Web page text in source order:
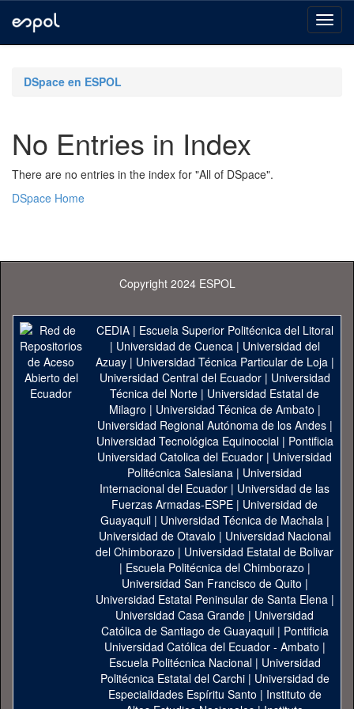
navigationDSpace en ESPOL
No Entries in Index
There are no entries in the index for "All of DSpace".
DSpace Home
Copyright 2024 ESPOL
CEDIA| Escuela Superior Politécnica del Litoral
| Universidad de Cuenca| Universidad del
Azuay| Universidad Técnica Particular de Loja|
Universidad Central del Ecuador| Universidad
Técnica del Norte | Universidad Estatal de
Milagro | Universidad Técnica de Ambato |
Universidad Regional Autónoma de los Andes|
Universidad Tecnológica Equinoccial| Pontificia
Universidad Catolica del Ecuador | Universidad
Politécnica Salesiana | Universidad
Internacional del Ecuador | Universidad de las
Fuerzas Armadas-ESPE | Universidad de
Guayaquil| Universidad Técnica de Machala|
Universidad de Otavalo | Universidad Nacional
del Chimborazo | Universidad Estatal de Bolivar
| Escuela Politécnica del Chimborazo |
Universidad San Francisco de Quito |
Universidad Estatal Peninsular de Santa Elena|
Universidad Casa Grande | Universidad
Católica de Santiago de Guayaquil| Pontificia
Universidad Católica del Ecuador - Ambato |
Escuela Politécnica Nacional| Universidad
Politécnica Estatal del Carchi| Universidad de
Especialidades Espíritu Santo | Instituto de